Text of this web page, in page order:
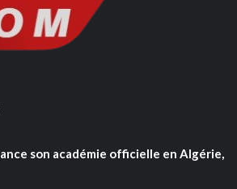
son académie officielle en Algérie,